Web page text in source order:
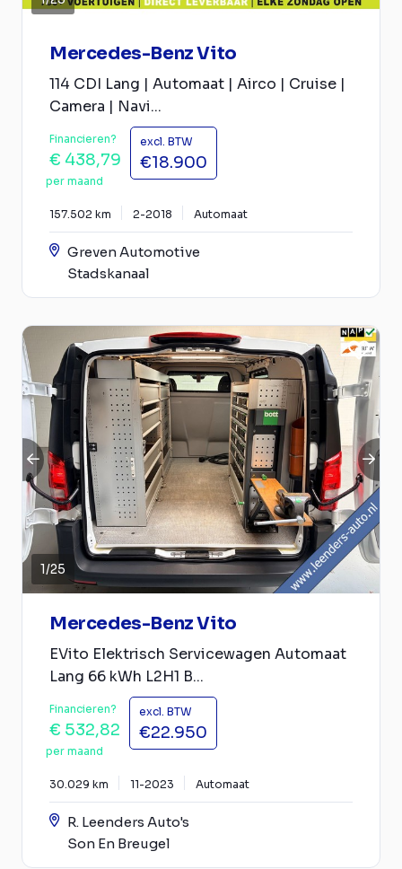
Mercedes-Benz Vito
114 CDI Lang | Automaat | Airco | Cruise |
Camera | Navi...
Financieren?
€ 438,79
per maand
excl. BTW
€18.900
157.502 km 2-2018 Automaat
Greven Automotive
Stadskanaal
1/25
Mercedes-Benz Vito
EVito Elektrisch Servicewagen Automaat
Lang 66 kWh L2H1 B...
Financieren?
€ 532,82
per maand
excl. BTW
€22.950
30.029 km 11-2023 Automaat
R. Leenders Auto's
Son En Breugel